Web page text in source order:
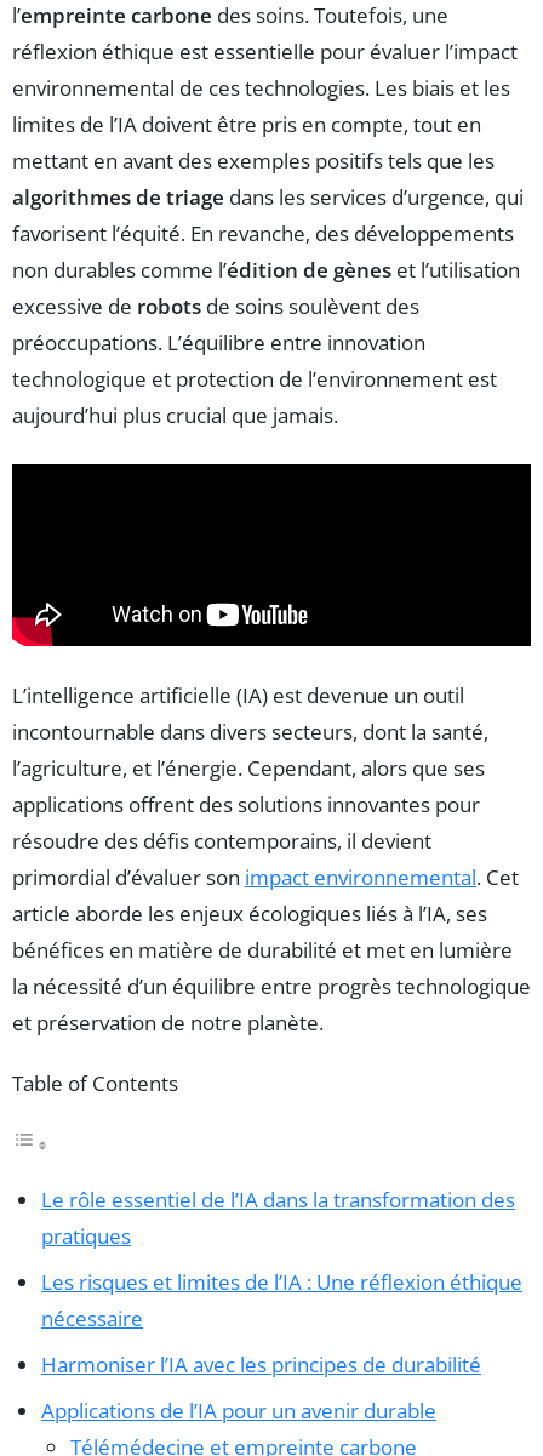
l’empreinte carbone des soins. Toutefois, une
réflexion éthique est essentielle pour évaluer l’impact
environnemental de ces technologies. Les biais et les
limites de l’IA doivent être pris en compte, tout en
mettant en avant des exemples positifs tels que les
algorithmes de triage dans les services d’urgence, qui
favorisent l’équité. En revanche, des développements
non durables comme l’édition de gènes et l’utilisation
excessive de robots de soins soulèvent des
préoccupations. L’équilibre entre innovation
technologique et protection de l’environnement est
aujourd’hui plus crucial que jamais.
L’intelligence artificielle (IA) est devenue un outil
incontournable dans divers secteurs, dont la santé,
l’agriculture, et l’énergie. Cependant, alors que ses
applications offrent des solutions innovantes pour
résoudre des défis contemporains, il devient
primordial d’évaluer son impact environnemental. Cet
article aborde les enjeux écologiques liés à l’IA, ses
bénéfices en matière de durabilité et met en lumière
la nécessité d’un équilibre entre progrès technologique
et préservation de notre planète.
Table of Contents
Le rôle essentiel de l’IA dans la transformation des
pratiques
Les risques et limites de l’IA : Une réflexion éthique
nécessaire
Harmoniser l’IA avec les principes de durabilité
Applications de l’IA pour un avenir durable
Télémédecine et empreinte carbone